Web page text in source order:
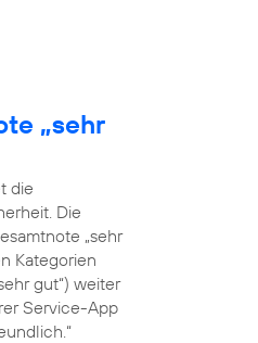
„sehr
die
Die
„sehr
Kategorien
gut“) weiter
Service-App